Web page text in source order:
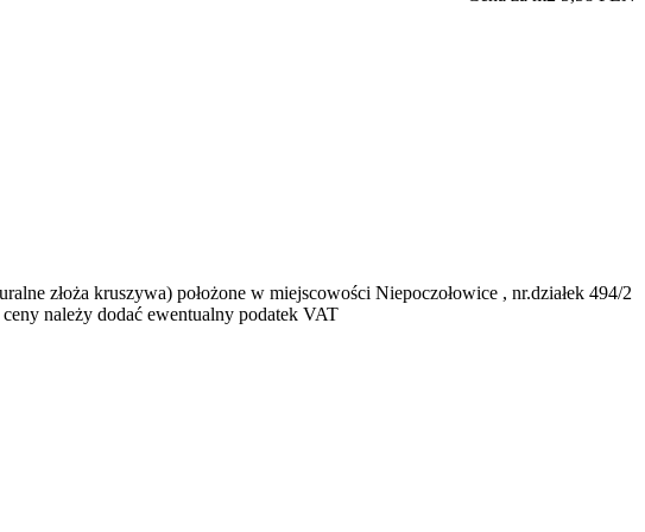
złoża kruszywa) położone w miejscowości Niepoczołowice , nr.działek 494/2
należy dodać ewentualny podatek VAT